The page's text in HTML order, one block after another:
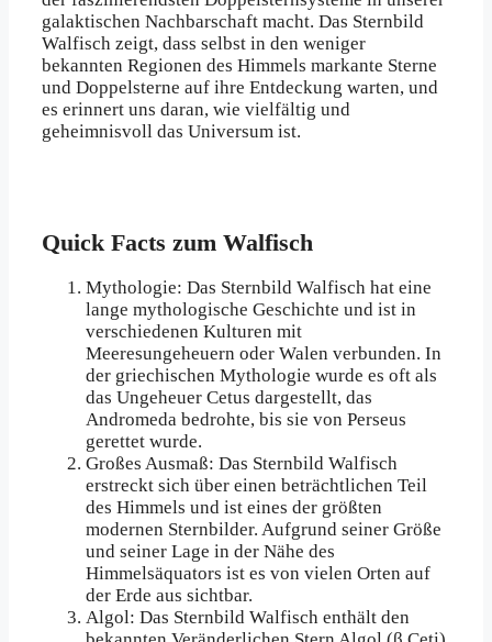
galaktischen Nachbarschaft macht. Das Sternbild
Walfisch zeigt, dass selbst in den weniger
bekannten Regionen des Himmels markante Sterne
und Doppelsterne auf ihre Entdeckung warten, und
es erinnert uns daran, wie vielfältig und
geheimnisvoll das Universum ist.
Quick Facts zum Walfisch
Mythologie: Das Sternbild Walfisch hat eine
lange mythologische Geschichte und ist in
verschiedenen Kulturen mit
Meeresungeheuern oder Walen verbunden. In
der griechischen Mythologie wurde es oft als
das Ungeheuer Cetus dargestellt, das
Andromeda bedrohte, bis sie von Perseus
gerettet wurde.
Großes Ausmaß: Das Sternbild Walfisch
erstreckt sich über einen beträchtlichen Teil
des Himmels und ist eines der größten
modernen Sternbilder. Aufgrund seiner Größe
und seiner Lage in der Nähe des
Himmelsäquators ist es von vielen Orten auf
der Erde aus sichtbar.
Algol: Das Sternbild Walfisch enthält den